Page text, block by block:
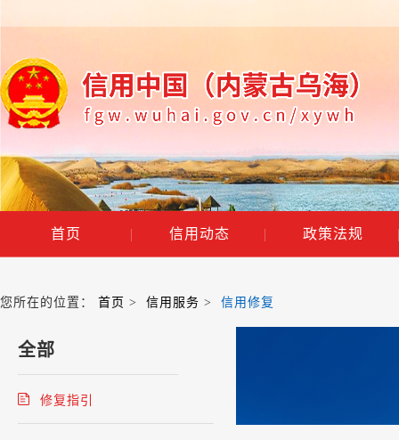
首页 | 信用动态 | 政策法规
您所在的位置： 首页 > 信用服务 > 信用修复
全部
修复指引